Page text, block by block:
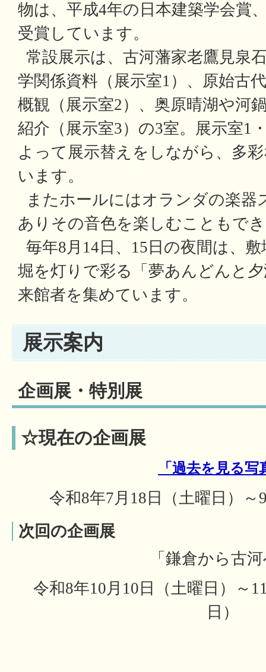
物は、平成4年の日本建築学会賞
受賞しています。
常設展示は、古河藩家老鷹見泉
学関係資料（展示室1）、原始古
概観（展示室2）、奥原晴湖や河
紹介（展示室3）の3室。展示室1
よって展示替えをしながら、多
います。
またホールにはオランダの楽器
ありその音色を楽しむこともで
毎年8月14日、15日の夜間は、
堀を灯りで彩る「夢あんどんと
来館者を集めています。
展示案内
企画展・特別展
☆現在の企画展
「過去を見る写
令和8年7月18日（土曜日）～
次回の企画展
「鎌倉から古
令和8年10月10日（土曜日）～
日）